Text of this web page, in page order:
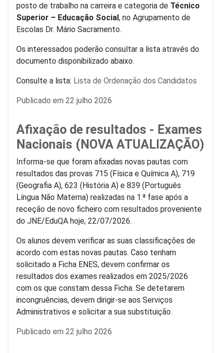
posto de trabalho na carreira e categoria de Técnico
Superior – Educação Social , no Agrupamento de
Escolas Dr. Mário Sacramento.
Os interessados poderão consultar a lista através do
documento disponibilizado abaixo.
Consulte a lista: Lista de Ordenação dos Candidatos
Detalhes
Publicado em 22 julho 2026
Afixação de resultados - Exames
Nacionais (NOVA ATUALIZAÇÃO)
Informa-se que foram afixadas novas pautas com
resultados das provas 715 (Física e Química A), 719
(Geografia A), 623 (História A) e 839 (Português
Língua Não Materna) realizadas na 1.ª fase após a
receção de novo ficheiro com resultados proveniente
do JNE/EduQA hoje, 22/07/2026.
Os alunos devem verificar as suas classificações de
acordo com estas novas pautas. Caso tenham
solicitado a Ficha ENES, devem confirmar os
resultados dos exames realizados em 2025/2026
com os que constam dessa Ficha. Se detetarem
incongruências, devem dirigir-se aos Serviços
Administrativos e solicitar a sua substituição.
Detalhes
Publicado em 22 julho 2026